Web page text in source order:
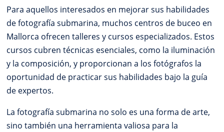
Para aquellos interesados en mejorar sus habilidades
de fotografía submarina, muchos centros de buceo en
Mallorca ofrecen talleres y cursos especializados. Estos
cursos cubren técnicas esenciales, como la iluminación
y la composición, y proporcionan a los fotógrafos la
oportunidad de practicar sus habilidades bajo la guía
de expertos.
La fotografía submarina no solo es una forma de arte,
sino también una herramienta valiosa para la